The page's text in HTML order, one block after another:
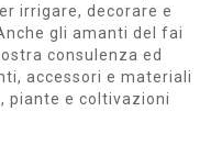
irrigare, decorare e
gli amanti del fai
consulenza ed
accessori e materiali
piante e coltivazioni